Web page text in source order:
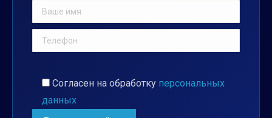
Согласен на обработку персональных
данных